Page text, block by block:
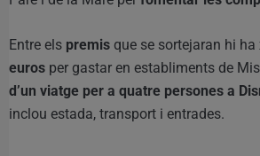
Entre els premis que se sortejaran hi ha
euros per gastar en establiments de
d’un viatge per a quatre persones a
inclou estada, transport i entrades.